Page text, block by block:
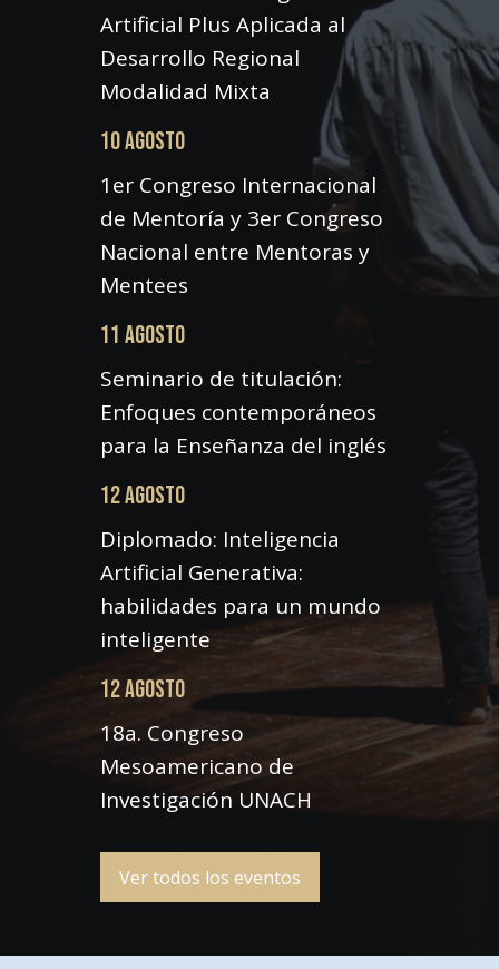
Artificial Plus Aplicada al
Desarrollo Regional
Modalidad Mixta
10 AGOSTO
1er Congreso Internacional
de Mentoría y 3er Congreso
Nacional entre Mentoras y
Mentees
11 AGOSTO
Seminario de titulación:
Enfoques contemporáneos
para la Enseñanza del inglés
12 AGOSTO
Diplomado: Inteligencia
Artificial Generativa:
habilidades para un mundo
inteligente
12 AGOSTO
18a. Congreso
Mesoamericano de
Investigación UNACH
Ver todos los eventos